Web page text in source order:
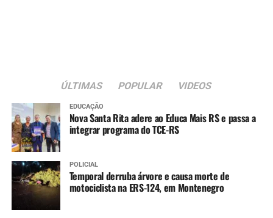
ÚLTIMAS POPULAR VIDEOS
EDUCAÇÃO
Nova Santa Rita adere ao Educa Mais RS e passa a
integrar programa do TCE-RS
POLICIAL
Temporal derruba árvore e causa morte de
motociclista na ERS-124, em Montenegro